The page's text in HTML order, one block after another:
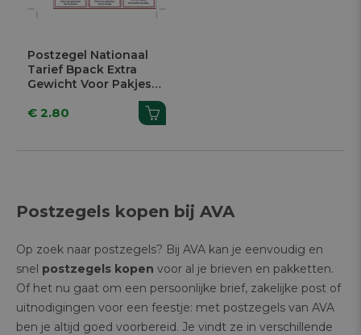
Postzegel Nationaal
Tarief Bpack Extra
Gewicht Voor Pakjes
€ 2.80
Postzegels kopen bij AVA
Op zoek naar postzegels? Bij AVA kan je eenvoudig en
snel postzegels kopen voor al je brieven en pakketten.
Of het nu gaat om een persoonlijke brief, zakelijke post of
uitnodigingen voor een feestje: met postzegels van AVA
ben je altijd goed voorbereid. Je vindt ze in verschillende